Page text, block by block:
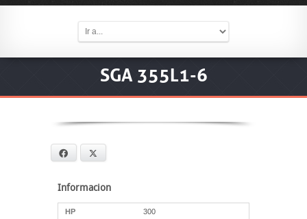
SGA 355L1-6
Facebook
Informacion
HP 300